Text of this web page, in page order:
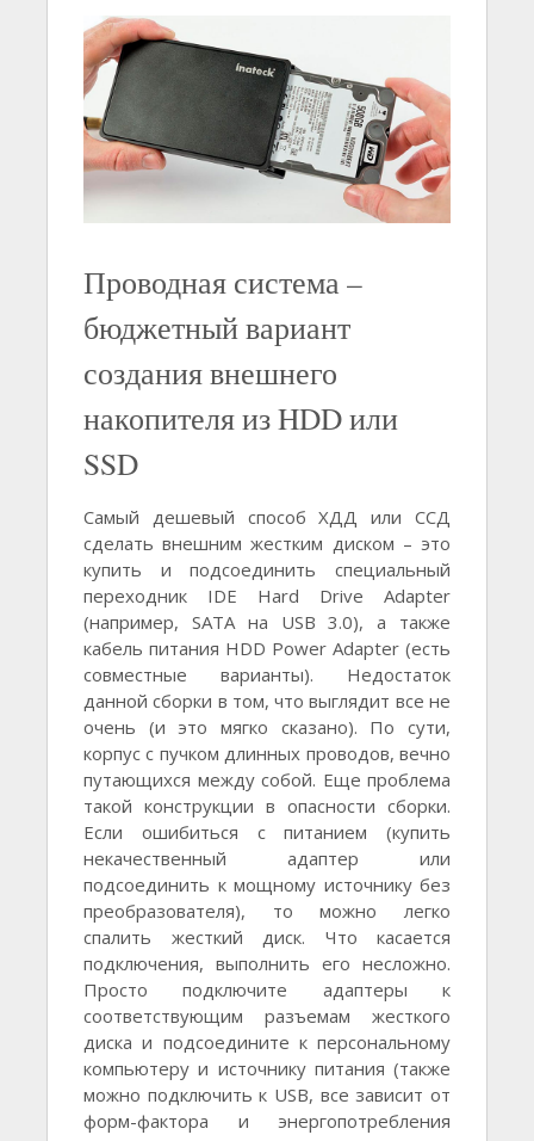
Проводная система –
бюджетный вариант
создания внешнего
накопителя из HDD или
SSD
Самый дешевый способ ХДД или ССД
сделать внешним жестким диском – это
купить и подсоединить специальный
переходник IDE Hard Drive Adapter
(например, SATA на USB 3.0), а также
кабель питания HDD Power Adapter (есть
совместные варианты). Недостаток
данной сборки в том, что выглядит все не
очень (и это мягко сказано). По сути,
корпус с пучком длинных проводов, вечно
путающихся между собой. Еще проблема
такой конструкции в опасности сборки.
Если ошибиться с питанием (купить
некачественный адаптер или
подсоединить к мощному источнику без
преобразователя), то можно легко
спалить жесткий диск. Что касается
подключения, выполнить его несложно.
Просто подключите адаптеры к
соответствующим разъемам жесткого
диска и подсоедините к персональному
компьютеру и источнику питания (также
можно подключить к USB, все зависит от
форм-фактора и энергопотребления